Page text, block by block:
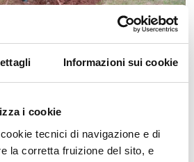
Informazioni sui cookie
i cookie
tecnici di navigazione e di
la corretta fruizione del sito, e
degli alberi,
nella tutela
forestale